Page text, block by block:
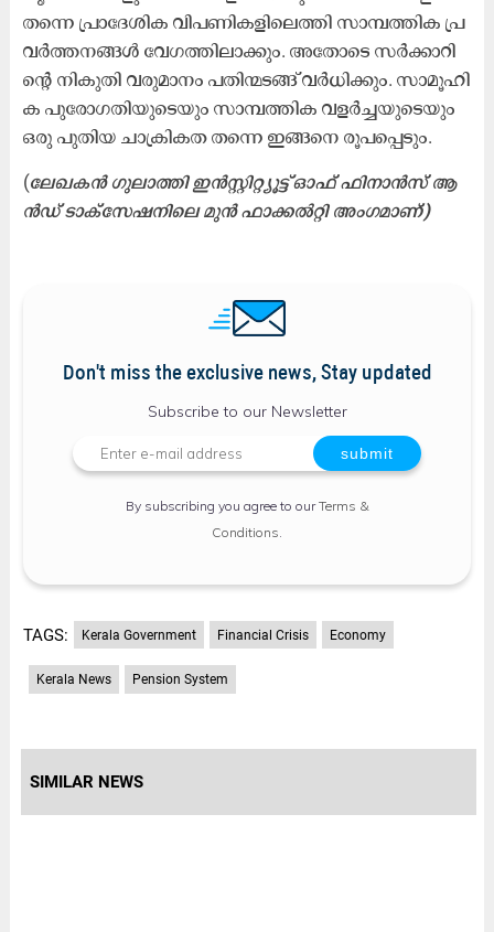
ത​ന്നെ പ്രാ​ദേ​ശി​ക വി​പ​ണി​ക​ളി​ലെ​ത്തി സാ​മ്പ​ത്തി​ക പ്ര​
വ​ർ​ത്ത​ന​ങ്ങ​ൾ വേ​ഗ​ത്തി​ലാ​ക്കും. അ​തോ​ടെ സ​ർ​ക്കാ​റി​
ന്റെ നി​കു​തി വ​രു​മാ​നം പ​തി​ന്മ​ട​ങ്ങ് വ​ർ​ധി​ക്കും. സാ​മൂ​ഹി​
ക പു​രോ​ഗ​തി​യു​ടെ​യും സാ​മ്പ​ത്തി​ക വ​ള​ർ​ച്ച​യു​ടെ​യും
ഒ​രു പു​തി​യ ചാ​ക്രി​ക​ത ത​ന്നെ ഇ​ങ്ങ​നെ രൂ​പ​പ്പെ​ടും.
(ലേ​ഖ​ക​ൻ ഗു​ലാ​ത്തി ഇ​ൻ​സ്റ്റി​റ്റ്യൂ​ട്ട് ഓ​ഫ് ഫി​നാ​ൻ​സ്​ ആ​
ൻ​ഡ് ടാ​ക്സേ​ഷ​നി​ലെ മു​ൻ ഫാ​ക്ക​ൽ​റ്റി അം​ഗ​മാ​ണ്)
Don't miss the exclusive news, Stay updated
Subscribe to our Newsletter
By subscribing you agree to ourTerms &
Conditions
TAGS: Kerala Government Financial Crisis Economy
Kerala News Pension System
SIMILAR NEWS